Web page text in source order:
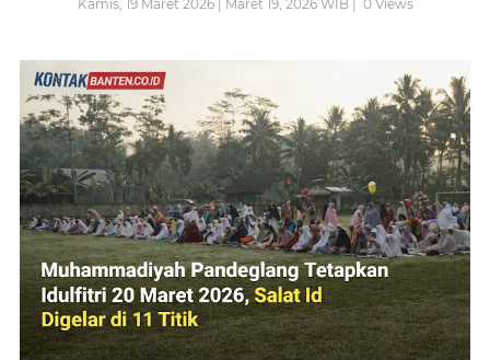
Kamis, 19 Maret 2026 | Maret 19, 2026 WIB | 0Views